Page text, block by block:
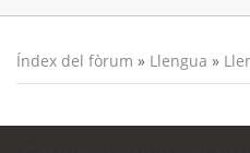
Índex del fòrum » Llengua »